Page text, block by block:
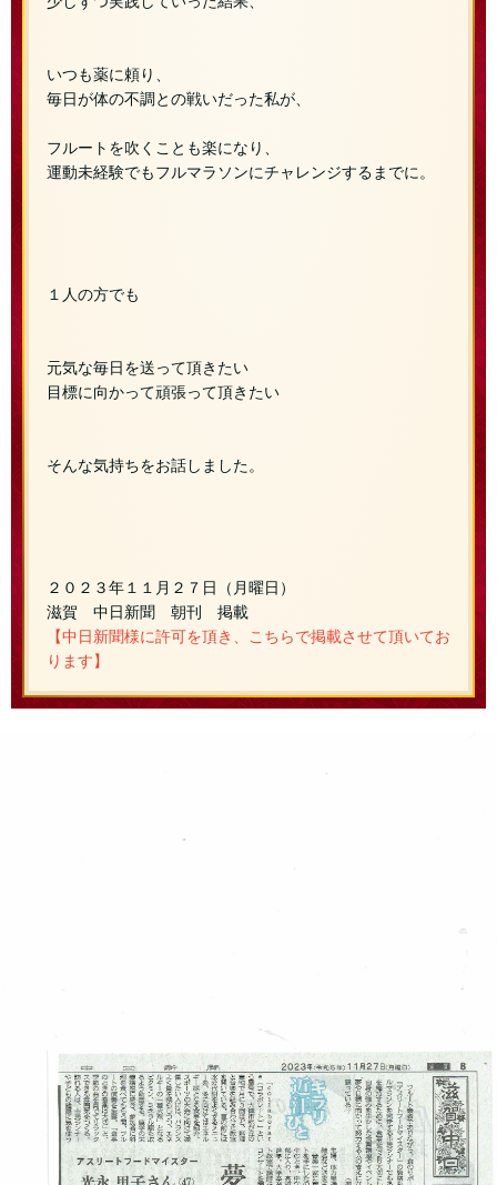
いつも薬に頼り、
毎日が体の不調との戦いだった私が、
フルートを吹くことも楽になり、
運動未経験でもフルマラソンにチャレンジするまでに。
１人の方でも
元気な毎日を送って頂きたい
目標に向かって頑張って頂きたい
そんな気持ちをお話しました。
２０２３年１１月２７日（月曜日）
滋賀 中日新聞 朝刊 掲載
【中日新聞様に許可を頂き、こちらで掲載させて頂いてお
ります】